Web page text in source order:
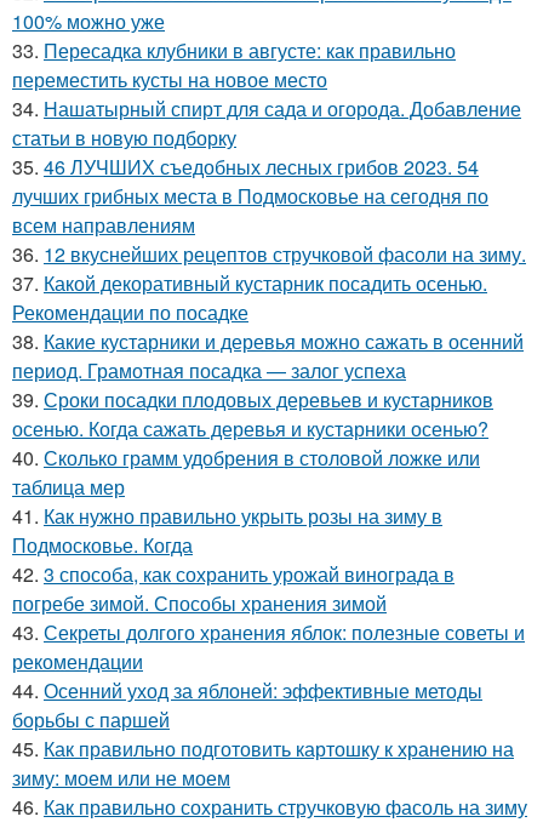
100% можно уже
33. Пересадка клубники в августе: как правильно
переместить кусты на новое место
34. Нашатырный спирт для сада и огорода. Добавление
статьи в новую подборку
35. 46 ЛУЧШИХ съедобных лесных грибов 2023. 54
лучших грибных места в Подмосковье на сегодня по
всем направлениям
36. 12 вкуснейших рецептов стручковой фасоли на зиму.
37. Какой декоративный кустарник посадить осенью.
Рекомендации по посадке
38. Какие кустарники и деревья можно сажать в осенний
период. Грамотная посадка — залог успеха
39. Сроки посадки плодовых деревьев и кустарников
осенью. Когда сажать деревья и кустарники осенью?
40. Сколько грамм удобрения в столовой ложке или
таблица мер
41. Как нужно правильно укрыть розы на зиму в
Подмосковье. Когда
42. 3 способа, как сохранить урожай винограда в
погребе зимой. Способы хранения зимой
43. Секреты долгого хранения яблок: полезные советы и
рекомендации
44. Осенний уход за яблоней: эффективные методы
борьбы с паршей
45. Как правильно подготовить картошку к хранению на
зиму: моем или не моем
46. Как правильно сохранить стручковую фасоль на зиму